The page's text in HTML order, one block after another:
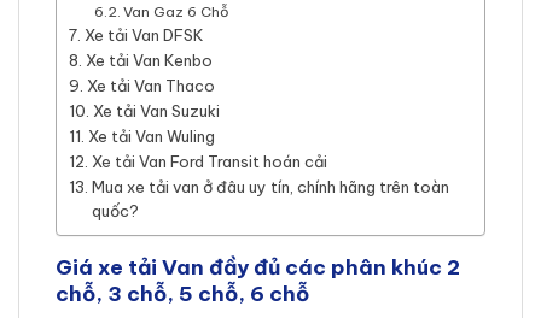
Van Gaz 6 Chỗ
Xe tải Van DFSK
Xe tải Van Kenbo
Xe tải Van Thaco
Xe tải Van Suzuki
Xe tải Van Wuling
Xe tải Van Ford Transit hoán cải
Mua xe tải van ở đâu uy tín, chính hãng trên toàn
quốc?
Giá xe tải Van đầy đủ các phân khúc 2
chỗ, 3 chỗ, 5 chỗ, 6 chỗ